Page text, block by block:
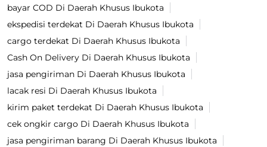
bayar COD Di Daerah Khusus Ibukota
ekspedisi terdekat Di Daerah Khusus Ibukota
cargo terdekat Di Daerah Khusus Ibukota
Cash On Delivery Di Daerah Khusus Ibukota
jasa pengiriman Di Daerah Khusus Ibukota
lacak resi Di Daerah Khusus Ibukota
kirim paket terdekat Di Daerah Khusus Ibukota
cek ongkir cargo Di Daerah Khusus Ibukota
jasa pengiriman barang Di Daerah Khusus Ibukota